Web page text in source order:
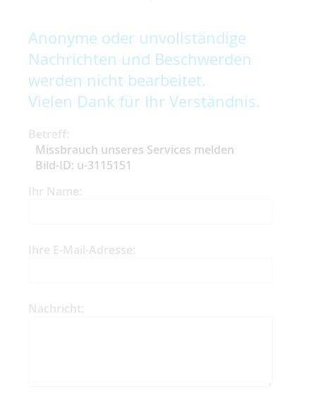
Anonyme oder unvollständige
Nachrichten und Beschwerden
werden nicht bearbeitet.
Vielen Dank für Ihr Verständnis.
Betreff:
Missbrauch unseres Services melden
Bild-ID: u-3115151
Ihr Name:
Ihre E-Mail-Adresse:
Nachricht: